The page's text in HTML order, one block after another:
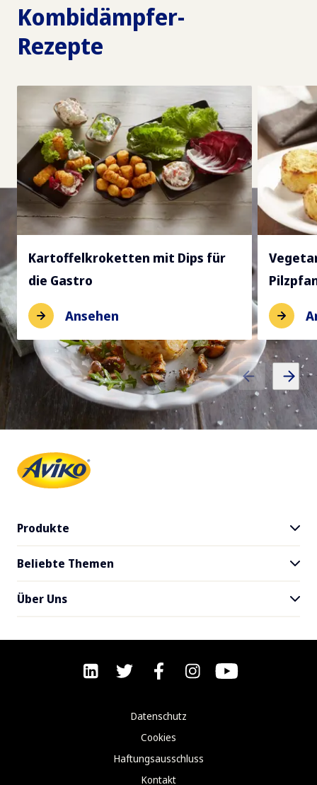
Kombidämpfer-
Rezepte
Kartoffelkroketten mit Dips für
die Gastro
Ansehen
Produkte
Alle Produkte
SuperCrunch
Beliebte Themen
Blog
Lieferservice
Über Uns
Nachhaltigkeit
Datenschutz
Cookies
Haftungsausschluss
Kontakt